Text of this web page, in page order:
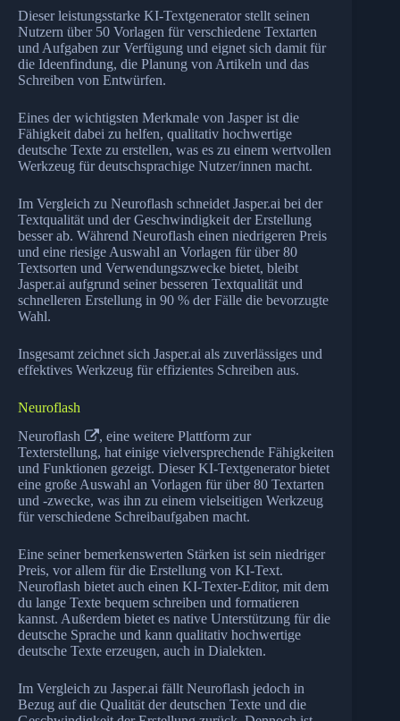
Dieser leistungsstarke KI-Textgenerator stellt seinen
Nutzern über 50 Vorlagen für verschiedene Textarten
und Aufgaben zur Verfügung und eignet sich damit für
die Ideenfindung, die Planung von Artikeln und das
Schreiben von Entwürfen.
Eines der wichtigsten Merkmale von Jasper ist die
Fähigkeit dabei zu helfen, qualitativ hochwertige
deutsche Texte zu erstellen, was es zu einem wertvollen
Werkzeug für deutschsprachige Nutzer/innen macht.
Im Vergleich zu Neuroflash schneidet Jasper.ai bei der
Textqualität und der Geschwindigkeit der Erstellung
besser ab. Während Neuroflash einen niedrigeren Preis
und eine riesige Auswahl an Vorlagen für über 80
Textsorten und Verwendungszwecke bietet, bleibt
Jasper.ai aufgrund seiner besseren Textqualität und
schnelleren Erstellung in 90 % der Fälle die bevorzugte
Wahl.
Insgesamt zeichnet sich Jasper.ai als zuverlässiges und
effektives Werkzeug für effizientes Schreiben aus.
Neuroflash
Neuroflash
, eine weitere Plattform zur
Texterstellung, hat einige vielversprechende Fähigkeiten
und Funktionen gezeigt. Dieser KI-Textgenerator bietet
eine große Auswahl an Vorlagen für über 80 Textarten
und -zwecke, was ihn zu einem vielseitigen Werkzeug
für verschiedene Schreibaufgaben macht.
Eine seiner bemerkenswerten Stärken ist sein niedriger
Preis, vor allem für die Erstellung von KI-Text.
Neuroflash bietet auch einen KI-Texter-Editor, mit dem
du lange Texte bequem schreiben und formatieren
kannst. Außerdem bietet es native Unterstützung für die
deutsche Sprache und kann qualitativ hochwertige
deutsche Texte erzeugen, auch in Dialekten.
Im Vergleich zu Jasper.ai fällt Neuroflash jedoch in
Bezug auf die Qualität der deutschen Texte und die